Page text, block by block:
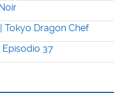
Tokyo Dragon Chef
37